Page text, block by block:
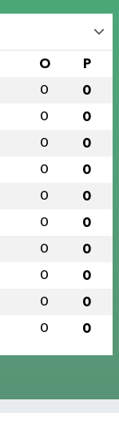
O P
0 0
0 0
0 0
0 0
0 0
0 0
0 0
0 0
0 0
0 0